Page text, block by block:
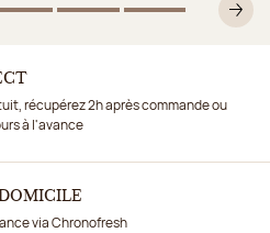
2Sur 4
3Sur 4
4Sur 4
récupérez 2h après commande ou
à l'avance
via Chronofresh